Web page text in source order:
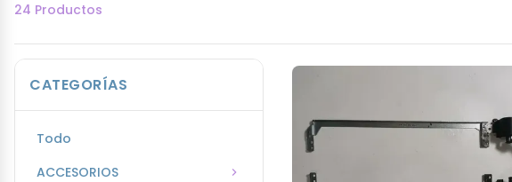
24 Productos
CATEGORÍAS
Todo
ACCESORIOS